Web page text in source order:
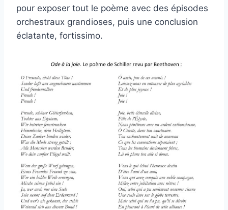
pour exposer tout le poème avec des épisodes
orchestraux grandioses, puis une conclusion
éclatante, fortissimo.